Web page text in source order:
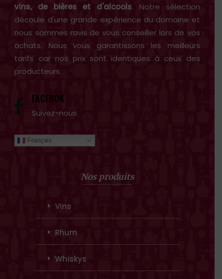
vins, de bières et d'alcools. Notre sélection
découle d'une grande expérience du domaine et
nous sommes ravis de vous conseiller lors de vos
achats. Nous vous garantissons les meilleurs
tarifs car nos prix sont identiques à ceux des
producteurs.
FACEBOK
Suivez-nous
Français
Nos produits
Vins
Rhum
Whiskys